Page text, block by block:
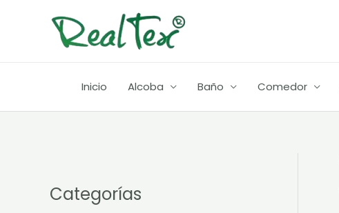
Inicio Alcoba Baño Comedor
Categorías